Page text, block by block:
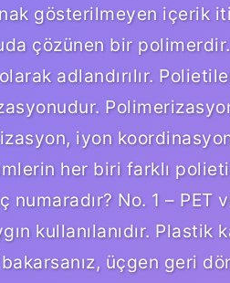
gösterilmeyen içerik
çözünen bir polimerdir.
adlandırılır.
iyon
her biri farklı
No. 1 – PET
kullanılanıdır. Plastik
üçgen geri